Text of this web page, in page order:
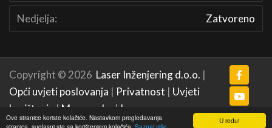
U redu!
Ove stranice koriste kolačiće. Nastavkom pregledavanja
Nedjelja: Zatvoreno
Copyright © 2026 Laser Inženjering d.o.o. |
Opći uvjeti poslovanja | Privatnost | Uvjeti
korištenja
| Mapa weba | Impressum